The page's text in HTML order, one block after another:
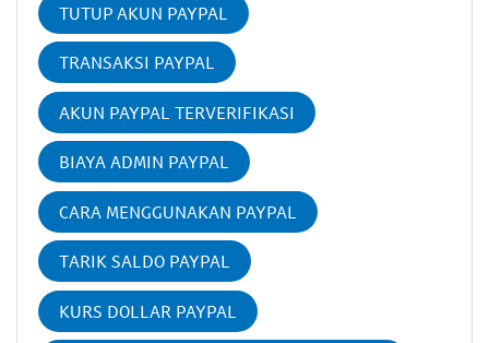
TUTUP AKUN PAYPAL
TRANSAKSI PAYPAL
AKUN PAYPAL TERVERIFIKASI
BIAYA ADMIN PAYPAL
CARA MENGGUNAKAN PAYPAL
TARIK SALDO PAYPAL
KURS DOLLAR PAYPAL